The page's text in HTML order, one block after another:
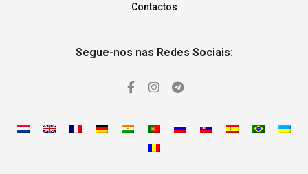
Contactos
Segue-nos nas Redes Sociais: